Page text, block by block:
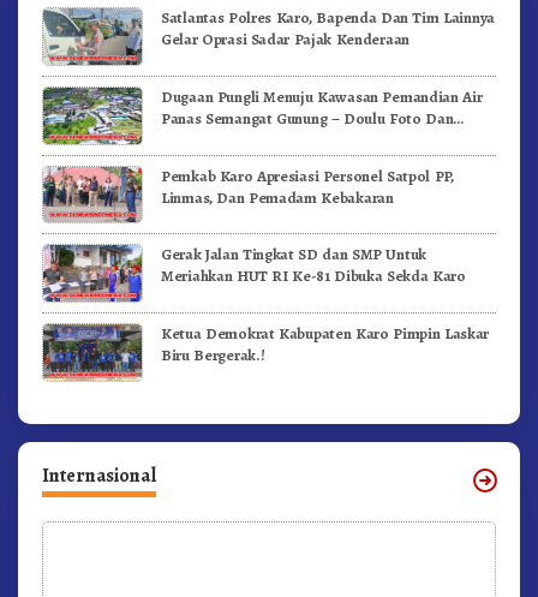
Satlantas Polres Karo, Bapenda Dan Tim Lainnya
Gelar Oprasi Sadar Pajak Kenderaan
Dugaan Pungli Menuju Kawasan Pemandian Air
Panas Semangat Gunung – Doulu Foto Dan
Pemkab Karo Apresiasi Personel Satpol PP,
Linmas, Dan Pemadam Kebakaran
Gerak Jalan Tingkat SD dan SMP Untuk
Meriahkan HUT RI Ke-81 Dibuka Sekda Karo
Ketua Demokrat Kabupaten Karo Pimpin Laskar
Biru Bergerak.!
Internasional